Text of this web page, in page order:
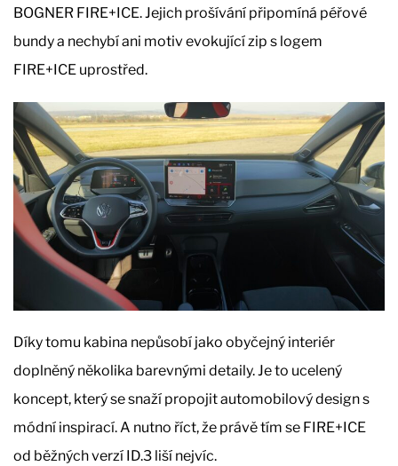
BOGNER FIRE+ICE. Jejich prošívání připomíná péřové
bundy a nechybí ani motiv evokující zip s logem
FIRE+ICE uprostřed.
Díky tomu kabina nepůsobí jako obyčejný interiér
doplněný několika barevnými detaily. Je to ucelený
koncept, který se snaží propojit automobilový design s
módní inspirací. A nutno říct, že právě tím se FIRE+ICE
od běžných verzí ID.3 liší nejvíc.